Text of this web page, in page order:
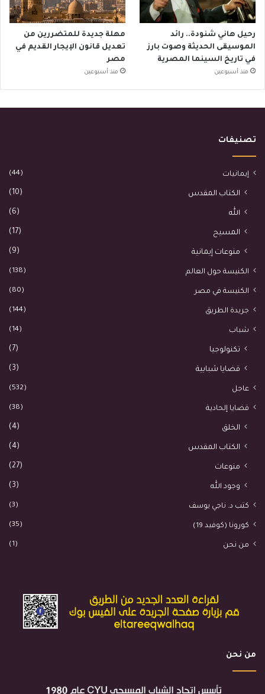
رحيل هاني شنودة.. رائد
الموسيقى الحديثة وصوت بارز
في تاريخ السينما المصرية
منذ أسبوعين
مهلة جديدة للمتضررين من
تعديل قانون الإيجار القديم في
مصر
منذ أسبوعين
تصنيفات
إيمانيات (44)
الكتاب المقدس (10)
الله (6)
المسيح (17)
منوعات إيمانية (9)
الكنيسة حول العالم (138)
الكنيسة في مصر (80)
جريدة الطريق (144)
شباب (14)
تكنولوجيا (7)
قضايا شبابية (3)
عاجل (532)
قضايا إلحادية (38)
الخلق (4)
الكتاب المقدس (4)
منوعات (27)
وجود الله (3)
كتب د. ناجي يوسف (3)
كورونا (كوفيد 19) (35)
من نحن (1)
من نحن